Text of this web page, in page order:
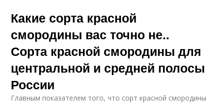
Какие сорта красной
смородины вас точно не..
Сорта красной смородины для
центральной и средней полосы
России
Главным показателем того, что сорт красной смородины